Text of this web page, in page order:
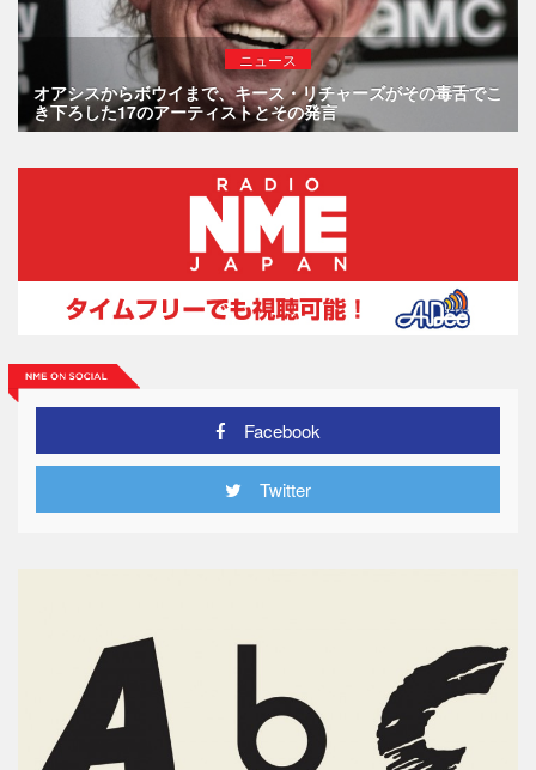
ニュース
オアシスからボウイまで、キース・リチャーズがその毒舌でこ
き下ろした17のアーティストとその発言
Facebook
Twitter